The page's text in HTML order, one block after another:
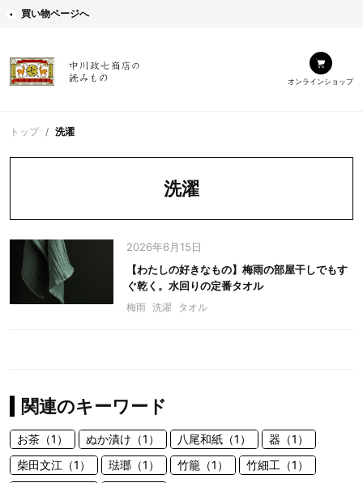
買い物ページへ
オンラインショップ
トップ 洗濯
洗濯
2026年6月15日
【わたしの好きなもの】梅雨の部屋干しでもす
ぐ乾く。水回りの定番タオル
梅雨 洗濯 タオル
関連のキーワード
お茶（1） ぬか漬け（1） 八尾和紙（1）
器（1）
柴田文江（1）
琺瑯（1） 竹籠（1）
竹細工（1）